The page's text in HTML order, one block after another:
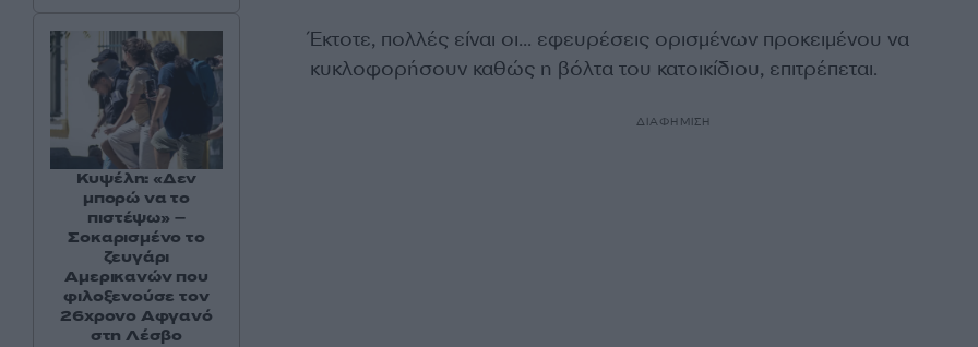
Έκτοτε, πολλές είναι οι… εφευρέσεις ορισμένων προκειμένου να
κυκλοφορήσουν καθώς η βόλτα του κατοικίδιου, επιτρέπεται.
ΔΙΑΦΗΜΙΣΗ
Κυψέλη: «Δεν
μπορώ να το
πιστέψω» –
Σοκαρισμένο το
ζευγάρι
Αμερικανών που
φιλοξενούσε τον
26χρονο Αφγανό
στη Λέσβο